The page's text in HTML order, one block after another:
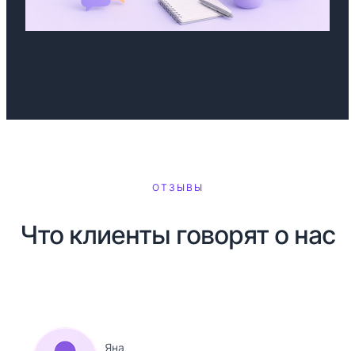
ОТЗЫВЫ
Что клиенты говорят о нас
Яна